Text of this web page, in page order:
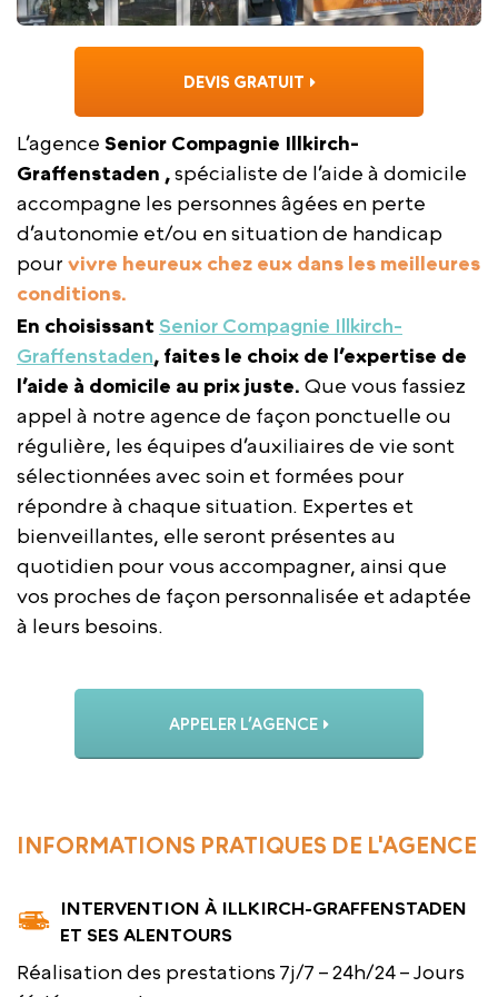
DEVIS GRATUIT
L’agence Senior Compagnie Illkirch-
Graffenstaden ,spécialiste de l’aide à domicile
accompagne les personnes âgées en perte
d’autonomie et/ou en situation de handicap
pour vivre heureux chez eux dans les meilleures
conditions.
En choisissant Senior Compagnie Illkirch-
Graffenstaden, faites le choix de l’expertise de
l’aide à domicile au prix juste. Que vous fassiez
appel à notre agence de façon ponctuelle ou
régulière, les équipes d’auxiliaires de vie sont
sélectionnées avec soin et formées pour
répondre à chaque situation. Expertes et
bienveillantes, elle seront présentes au
quotidien pour vous accompagner, ainsi que
vos proches de façon personnalisée et adaptée
à leurs besoins.
APPELER L’AGENCE
INFORMATIONS PRATIQUES DE L'AGENCE
INTERVENTION À ILLKIRCH-GRAFFENSTADEN
ET SES ALENTOURS
Réalisation des prestations 7j/7 – 24h/24 – Jours